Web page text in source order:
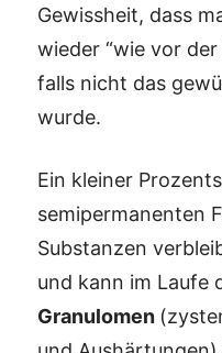
Gewissheit, dass
wieder “wie vor
falls nicht das
wurde.
Ein kleiner
semipermanenten
Substanzen
und kann im Laufe
Granulomen